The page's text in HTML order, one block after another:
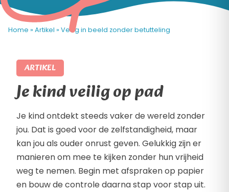
Home » Artikel » Veilig in beeld zonder betutteling
ARTIKEL
Je kind veilig op pad
Je kind ontdekt steeds vaker de wereld zonder
jou. Dat is goed voor de zelfstandigheid, maar
kan jou als ouder onrust geven. Gelukkig zijn er
manieren om mee te kijken zonder hun vrijheid
weg te nemen. Begin met afspraken op papier
en bouw de controle daarna stap voor stap uit.